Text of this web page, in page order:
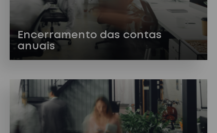
Encerramento das contas
anuais